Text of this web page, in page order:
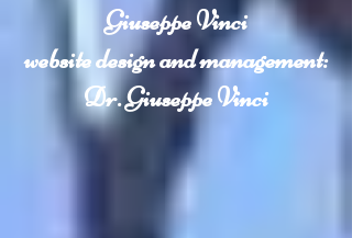
Giuseppe Vinci
website design and management:
Dr. Giuseppe Vinci